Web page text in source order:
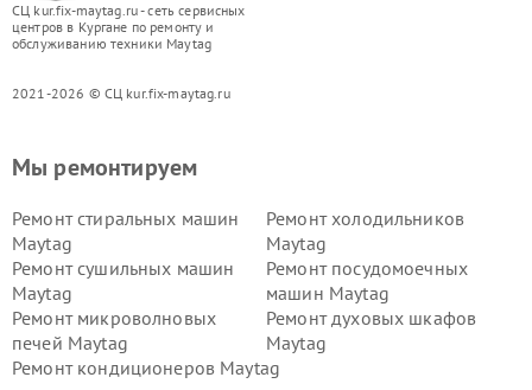
СЦ kur.fix-maytag.ru - сеть сервисных
центров в Кургане по ремонту и
обслуживанию техники Maytag
2021-2026 © СЦ kur.fix-maytag.ru
Мы ремонтируем
Ремонт стиральных машин
Maytag
Ремонт холодильников
Maytag
Ремонт сушильных машин
Maytag
Ремонт посудомоечных
машин Maytag
Ремонт микроволновых
печей Maytag
Ремонт духовых шкафов
Maytag
Ремонт кондиционеров Maytag